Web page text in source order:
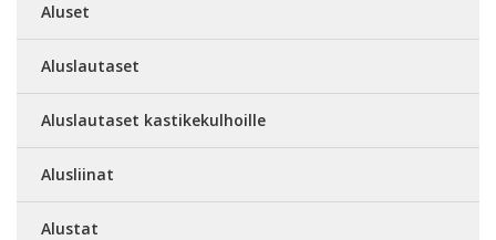
Aluset
Aluslautaset
Aluslautaset kastikekulhoille
Alusliinat
Alustat